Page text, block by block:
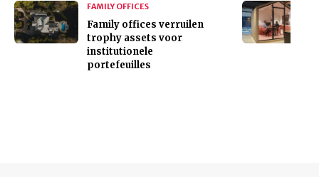
FAMILY OFFICES
Family offices verruilen
trophy assets voor
institutionele
portefeuilles